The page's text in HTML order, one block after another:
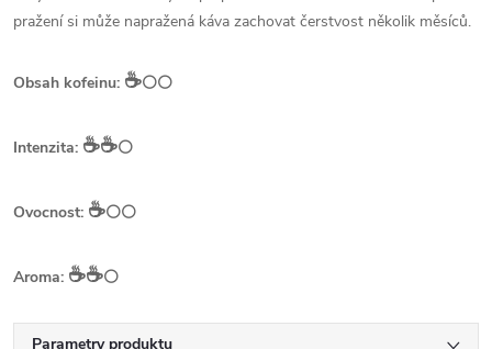
pražení si může napražená káva zachovat čerstvost několik měsíců.
Obsah kofeinu: ☕️⚪⚪
Intenzita: ☕️☕️⚪
Ovocnost: ☕️⚪⚪
Aroma: ☕️☕️⚪
Parametry produktu